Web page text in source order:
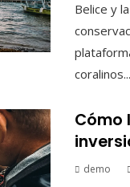
Belice y
coralinos...
Cómo
demo